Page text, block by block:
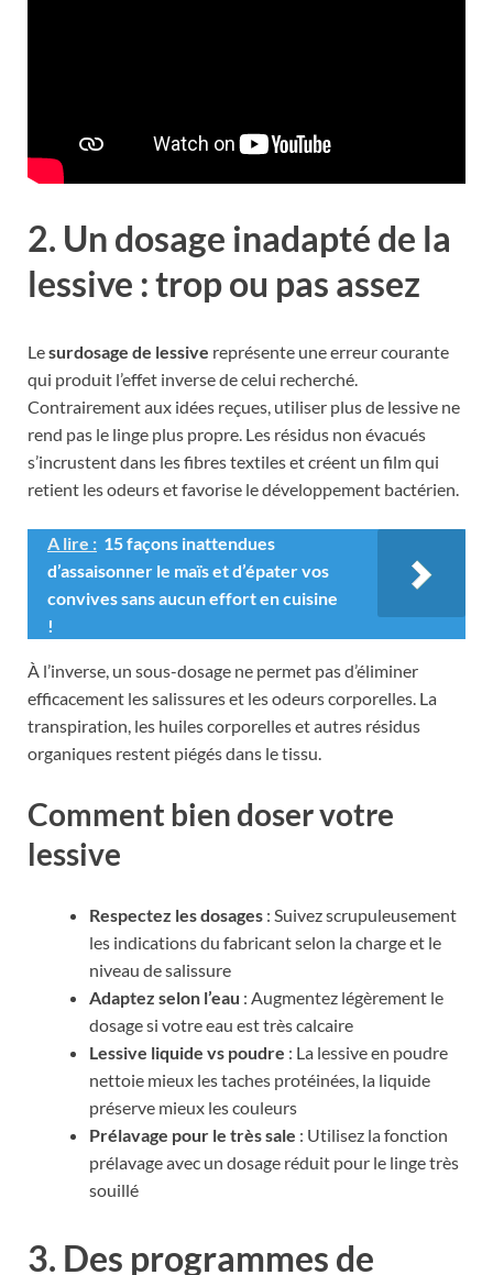
2. Un dosage inadapté de la
lessive : trop ou pas assez
Lesurdosage de lessive représente une erreur courante
qui produit l’effet inverse de celui recherché.
Contrairement aux idées reçues, utiliser plus de lessive ne
rend pas le linge plus propre. Les résidus non évacués
s’incrustent dans les fibres textiles et créent un film qui
retient les odeurs et favorise le développement bactérien.
A lire : 15 façons inattendues
d’assaisonner le maïs et d’épater vos
convives sans aucun effort en cuisine
!
À l’inverse, un sous-dosage ne permet pas d’éliminer
efficacement les salissures et les odeurs corporelles. La
transpiration, les huiles corporelles et autres résidus
organiques restent piégés dans le tissu.
Comment bien doser votre
lessive
Respectez les dosages : Suivez scrupuleusement
les indications du fabricant selon la charge et le
niveau de salissure
Adaptez selon l’eau : Augmentez légèrement le
dosage si votre eau est très calcaire
Lessive liquide vs poudre : La lessive en poudre
nettoie mieux les taches protéinées, la liquide
préserve mieux les couleurs
Prélavage pour le très sale : Utilisez la fonction
prélavage avec un dosage réduit pour le linge très
souillé
3. Des programmes de